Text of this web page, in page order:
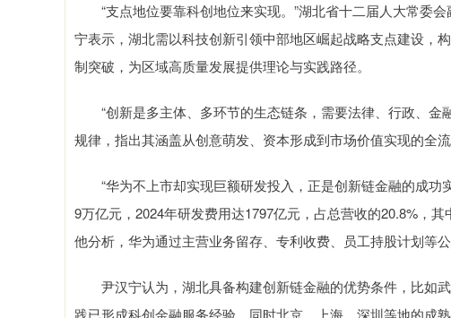
“支点地位要靠科创地位来实现。”湖北省十二届人大常委
宁表示，湖北需以科技创新引领中部地区崛起战略支点建设，
制突破，为区域高质量发展提供理论与实践路径。
“创新是多主体、多环节的生态链条，需要法律、行政、金
规律，指出其涵盖从创意萌发、资本形成到市场价值实现的全
“华为不上市却实现巨额研发投入，正是创新链金融的成功
9万亿元，2024年研发费用达1797亿元，占总营收的20.8%，
他分析，华为通过主营业务留存、专利收费、员工持股计划等
尹汉宁认为，湖北具备构建创新链金融的优势条件，比如
践已形成科创金融服务经验，同时北京、上海、深圳等地的成